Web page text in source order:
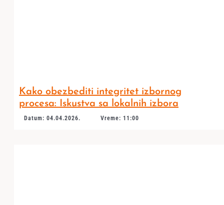
Kako obezbediti integritet izbornog
procesa: Iskustva sa lokalnih izbora
Datum: 04.04.2026. Vreme: 11:00